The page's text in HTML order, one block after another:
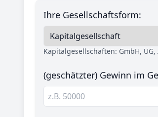
Ihre Gesellschaftsform:
Kapitalgesellschaften: GmbH, UG,
(geschätzter) Gewinn im